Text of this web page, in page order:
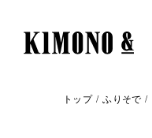
トップ ふりそで